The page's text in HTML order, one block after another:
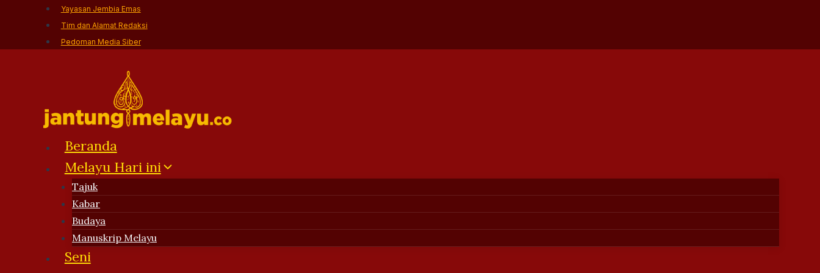
Yayasan Jembia Emas
Tim dan Alamat Redaksi
Pedoman Media Siber
Beranda
Melayu Hari ini
Tajuk
Kabar
Budaya
Manuskrip Melayu
Seni